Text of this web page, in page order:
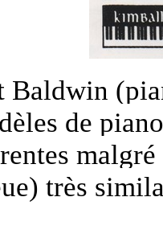
Baldwin
de
très